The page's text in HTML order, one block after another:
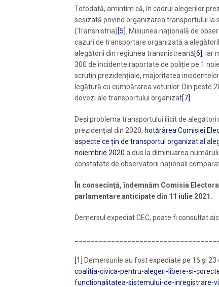
Totodată, amintim că, în cadrul alegerilor
sesizată privind organizarea transportului la
(Transnistria)[5]
. Misiunea națională de
cazuri de transportare organizată a
alegătorii din regiunea transnistreană[6], iar
300 de incidente raportate de poliție pe 1
scrutin prezidențiale, majoritatea
legătură cu cumpărarea voturilor. Din peste
dovezi ale transportului organizat[7]
Deși problema transportului ilicit de
prezidențial din 2020, hotărârea Comisiei
aspecte ce țin de transportul organizat al
noiembrie 2020 a dus la diminuarea
constatate de observatorii naționali
În consecință, îndemnăm Comisia
parlamentare anticipate din 11 iulie 2021.
Demersul expediat CEC, poate fi consultat
[1] Demersurile au fost expediate pe 16 și
coalitia-civica-pentru-alegeri-libere-si-
functionalitatea-sistemului-de-inregistrare-